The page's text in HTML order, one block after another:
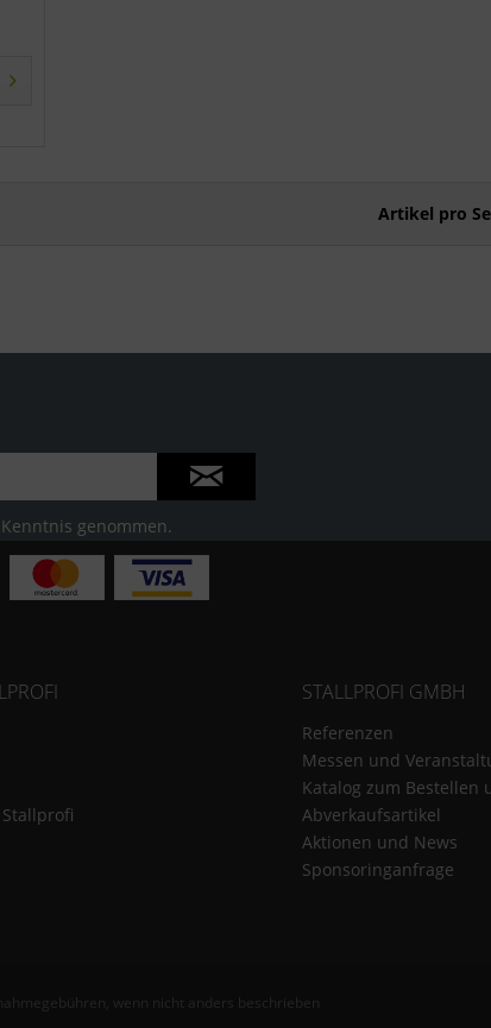
Artikel pro
genommen.
STALLPROFI GMBH
Referenzen
Messen und
Katalog zum Bestellen
Abverkaufsartikel
Aktionen und News
Sponsoringanfrage
wenn nicht anders beschrieben